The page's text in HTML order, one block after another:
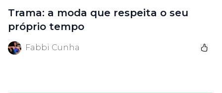
Trama: a moda que respeita o seu
próprio tempo
Fabbi Cunha